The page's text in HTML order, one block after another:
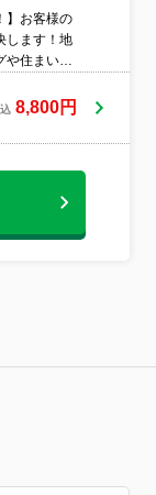
】お客様の
します！地
や住まいの
できるよう
ービスを提
いましたら
レット、換
がありま
対応して
ださい。
8,800円